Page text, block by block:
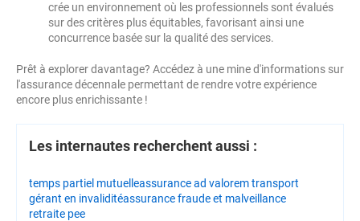
crée un environnement où les professionnels sont évalués
sur des critères plus équitables, favorisant ainsi une
concurrence basée sur la qualité des services.
Prêt à explorer davantage? Accédez à une mine d'informations sur
l'assurance décennale permettant de rendre votre expérience
encore plus enrichissante !
Les internautes recherchent aussi :
temps partiel mutuelleassurance ad valorem transport
gérant en invaliditéassurance fraude et malveillance
retraite pee